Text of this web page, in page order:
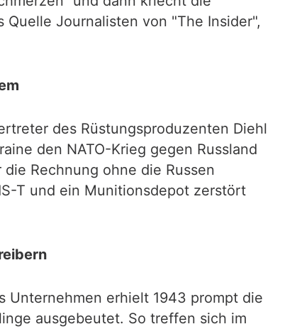
Journalisten von "The Insider",
des Rüstungsproduzenten Diehl
den NATO-Krieg gegen Russland
Rechnung ohne die Russen
T und ein Munitionsdepot zerstört
Unternehmen erhielt 1943 prompt die
ausgebeutet. So treffen sich im